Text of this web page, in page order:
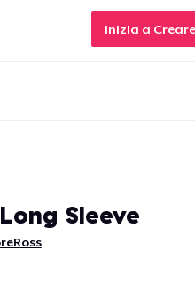
Inizia a Creare
Sleeve